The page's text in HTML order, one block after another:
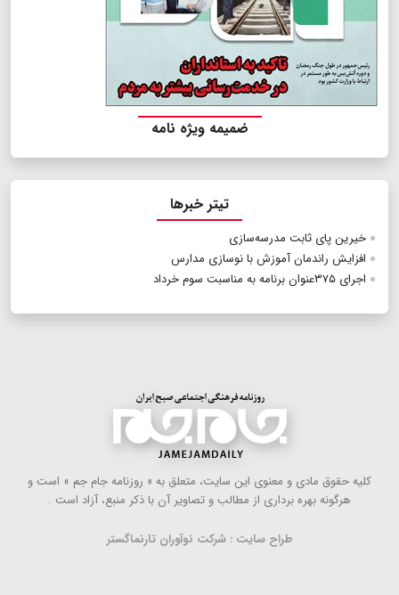
ضمیمه ویژه نامه
تیتر خبرها
خیرین پای ثابت مدرسه‌سازی
افزایش راندمان آموزش با نوسازی مدارس
اجرای ۳۷۵عنوان برنامه به مناسبت سوم خرداد
كلیه حقوق مادی و معنوی این سایت، متعلق به « روزنامه جام جم » است و
هرگونه بهره ‌برداری از مطالب و تصاویر آن با ذكر منبع، آزاد است .
طراح سایت : شرکت نوآوران تارنماگستر